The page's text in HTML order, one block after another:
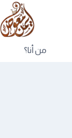
من أنا؟